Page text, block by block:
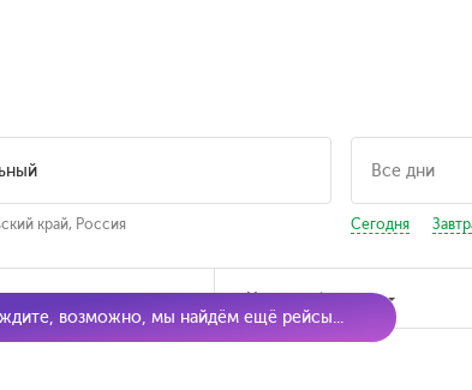
край, Россия Сегодня
Наличие билетов
возможно, мы найдём ещё рейсы...